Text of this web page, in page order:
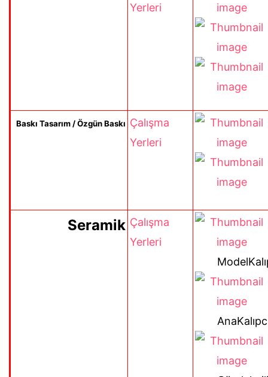
Yerleri
Baskı Tasarım / Özgün Baskı Çalışma
Yerleri
Seramik Çalışma
Yerleri